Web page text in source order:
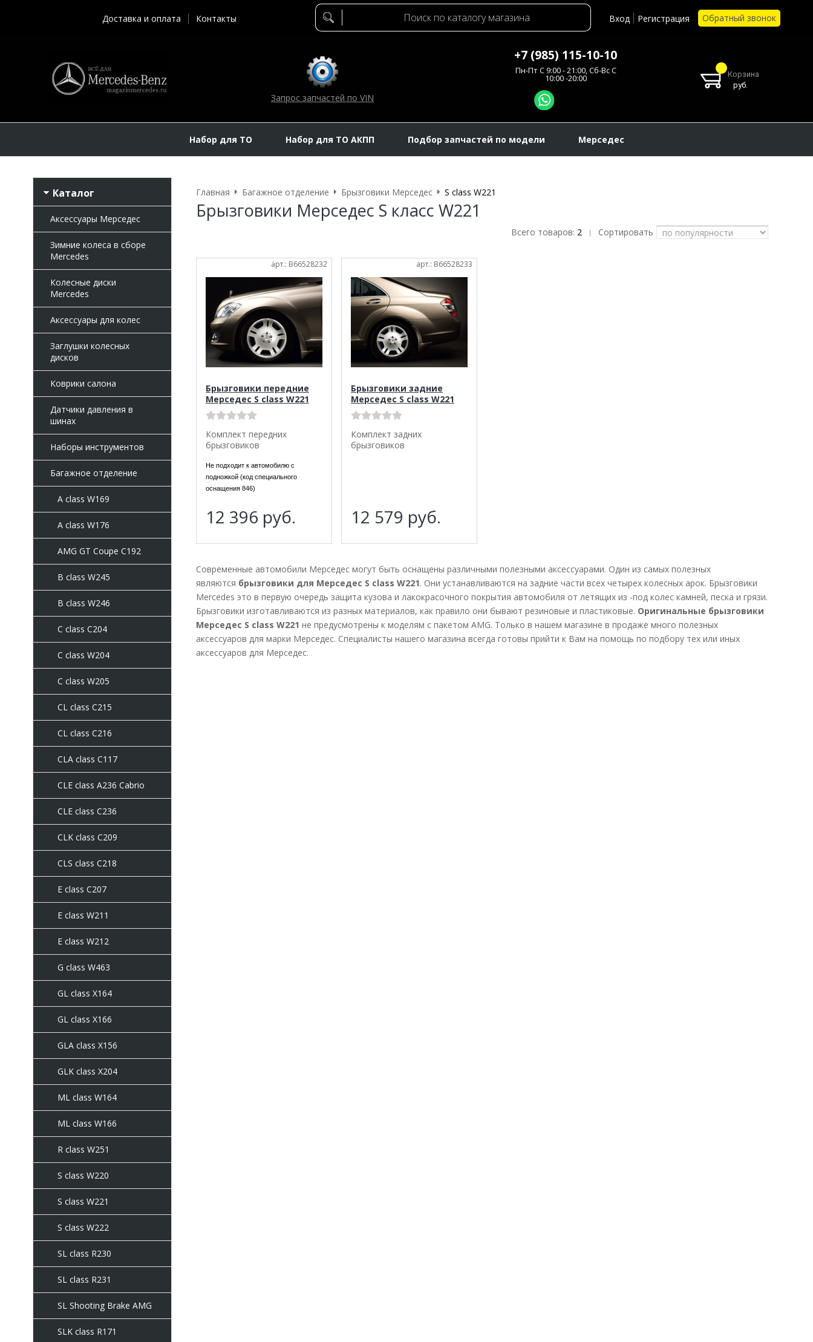
Доставка и оплата Контакты Вход Регистрация Обратный звонок
Запрос запчастей по VIN
+7 (985) 115-10-10
Пн-Пт C 9:00 - 21:00, Сб-Вс С
10:00 -20:00
Корзина
руб.
Набор для ТО Набор для ТО АКПП Подбор запчастей по модели Мерседес
Каталог
Аксессуары Мерседес
Зимние колеса в сборе
Mercedes
Колесные диски
Mercedes
Аксессуары для колес
Заглушки колесных
дисков
Коврики салона
Датчики давления в
шинах
Наборы инструментов
Багажное отделение
A class W169
A class W176
AMG GT Coupe C192
B class W245
B class W246
C class C204
C class W204
C class W205
CL class C215
CL class C216
CLA class C117
CLE class A236 Cabrio
CLE class C236
CLK class C209
CLS class C218
E class C207
E class W211
E class W212
G class W463
GL class X164
GL class X166
GLA class X156
GLK class X204
ML class W164
ML class W166
R class W251
S class W220
S class W221
S class W222
SL class R230
SL class R231
SL Shooting Brake AMG
SLK class R171
Главная Багажное отделение Брызговики Мерседес S class W221
Брызговики Мерседес S класс W221
Всего товаров: 2 | Сортировать
арт.: B66528232
Брызговики передние
Мерседес S class W221
Комплект передних
брызговиков
Не подходит к автомобилю с
подножкой (код специального
оснащения 846)
12 396 руб.
арт.: B66528233
Брызговики задние
Мерседес S class W221
Комплект задних
брызговиков
12 579 руб.
Современные автомобили Мерседес могут быть оснащены различными полезными аксессуарами. Один из самых полезных
являются брызговики для Мерседес S class W221. Они устанавливаются на задние части всех четырех колесных арок. Брызговики
Mercedes это в первую очередь защита кузова и лакокрасочного покрытия автомобиля от летящих из -под колес камней, песка и грязи.
Брызговики изготавливаются из разных материалов, как правило они бывают резиновые и пластиковые. Оригинальные брызговики
Мерседес S class W221 не предусмотрены к моделям с пакетом AMG. Только в нашем магазине в продаже много полезных
аксессуаров для марки Мерседес. Специалисты нашего магазина всегда готовы прийти к Вам на помощь по подбору тех или иных
аксессуаров для Мерседес.